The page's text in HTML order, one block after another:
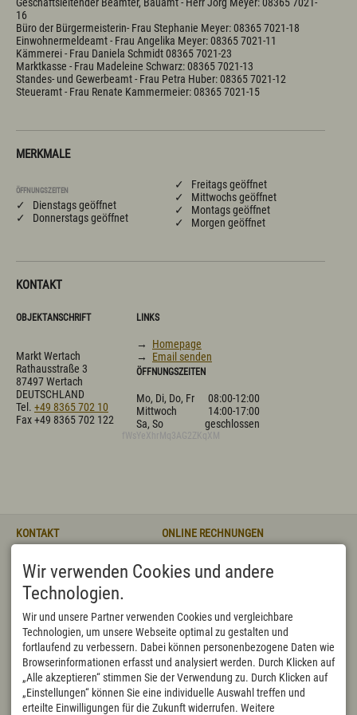
Einrichtungen
Abfall / Wertstoffhof
Ambulante Krankenpflege
Grundschule Wertach
Sozialbeauftragte
Tagespflege Wertach
16
Büro der Bürgermeisterin- Frau Stephanie Meyer: 08365 7021-18
Einwohnermeldeamt - Frau Angelika Meyer: 08365 7021-11
Kämmerei - Frau Daniela Schmidt 08365 7021-23
Marktkasse - Frau Madeleine Schwarz: 08365 7021-13
Standes- und Gewerbeamt - Frau Petra Huber: 08365 7021-12
Steueramt - Frau Renate Kammermeier: 08365 7021-15
MERKMALE
ÖFFNUNGSZEITEN
✓ Dienstags geöffnet
✓ Donnerstags geöffnet
✓ Freitags geöffnet
✓ Mittwochs geöffnet
✓ Montags geöffnet
✓ Morgen geöffnet
KONTAKT
OBJEKTANSCHRIFT
Markt Wertach
Rathausstraße 3
87497 Wertach
DEUTSCHLAND
Tel. +49 8365 702 10
Fax +49 8365 702 122
LINKS
→ Homepage
→ Email senden
ÖFFNUNGSZEITEN
Mo, Di, Do, Fr
08:00-12:00
Mittwoch
14:00-17:00
Sa, So
geschlossen
fWsYeXhrMq3AG2ZKqXM
KONTAKT
Markt Wertach
87497 Wertach
Tel.+49 8365 702 10
Fax +49 8365 702 122
rathaus@wertach.de
ONLINE RECHNUNGEN
rechnung@wertach.de
Oder mit dem sicheren
https://formularserver-
bp.bayern.de/sichererKontakt?
caller=89885343764
BEHÖRDENNUMMER 115
Von Montag bis Freitag ist die
Tel.: 115 in Stadt und Landkreis
jeweils von 7.30 bis 18 Uhr
ÖFFNUNGSZEITEN
Mo, Di, Do, Fr08:00-12:00
Mittwoch
14:00-17:00
Sa, So
geschlossen
Wir verwenden Cookies und andere
Technologien.
Wir und unsere Partner verwenden Cookies und vergleichbare
Technologien, um unsere Webseite optimal zu gestalten und
fortlaufend zu verbessern. Dabei können personenbezogene Daten wie
Browserinformationen erfasst und analysiert werden. Durch Klicken auf
„Alle akzeptieren“ stimmen Sie der Verwendung zu. Durch Klicken auf
„Einstellungen“ können Sie eine individuelle Auswahl treffen und
erteilte Einwilligungen für die Zukunft widerrufen. Weitere